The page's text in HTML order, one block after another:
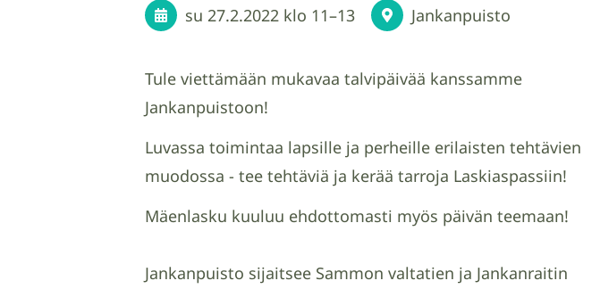
su 27.2.2022 klo 11–13 Jankanpuisto
Tule viettämään mukavaa talvipäivää kanssamme
Jankanpuistoon!
Luvassa toimintaa lapsille ja perheille erilaisten tehtävien
muodossa - tee tehtäviä ja kerää tarroja Laskiaspassiin!
Mäenlasku kuuluu ehdottomasti myös päivän teemaan!
Jankanpuisto sijaitsee Sammon valtatien ja Jankanraitin